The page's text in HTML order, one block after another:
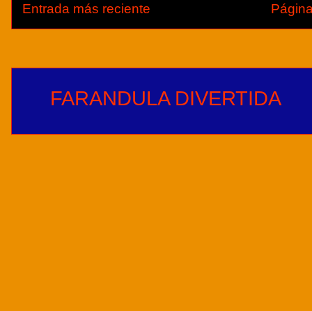
Entrada más reciente
FARANDULA DIVERTIDA